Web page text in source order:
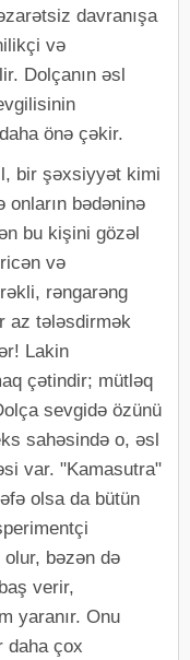
davranışa
və
Dolçanın əsl
önə çəkir.
bir şəxsiyyət kimi
onların bədəninə
bu kişini gözəl
və
rəngarəng
az tələsdirmək
Lakin
çətindir; mütləq
sevgidə özünü
sahəsində o, əsl
var. "Kamasutra"
olsa da bütün
bəzən də
verir,
yaranır. Onu
daha çox